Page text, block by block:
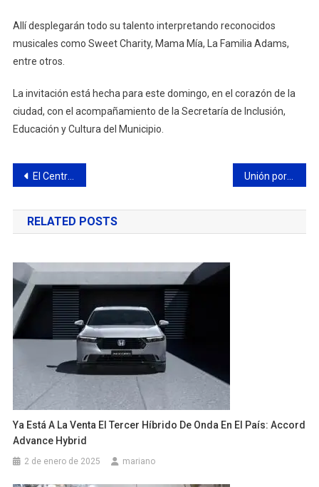
Allí desplegarán todo su talento interpretando reconocidos
musicales como Sweet Charity, Mama Mía, La Familia Adams,
entre otros.
La invitación está hecha para este domingo, en el corazón de la
ciudad, con el acompañamiento de la Secretaría de Inclusión,
Educación y Cultura del Municipio.
Navegación
de
entradas
El Centro de Mediación Comunitaria sigue fomentando el diálogo ante conflictos entre vecinos
RELATED POSTS
Ya Está A La Venta El Tercer Híbrido De Onda En El País: Accord
Advance Hybrid
2 de enero de 2025 mariano